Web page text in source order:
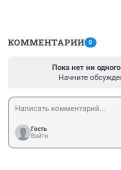
КОММЕНТАРИИ 0
Пока нет ни
Начните
Гость
Войти